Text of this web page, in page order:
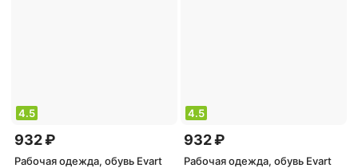
4.5
932 ₽
Рабочая одежда, обувь Evart
4.5
932 ₽
Рабочая одежда, обувь Evart